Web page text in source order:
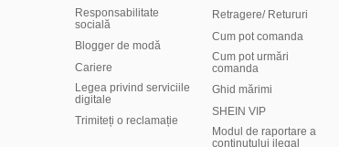
Responsabilitate
socială
Blogger de modă
Cariere
Legea privind serviciile
digitale
Trimiteți o reclamație
Retragere/ Retururi
Cum pot comanda
Cum pot urmări
comanda
Ghid mărimi
SHEIN VIP
Modul de raportare a
conținutului ilegal